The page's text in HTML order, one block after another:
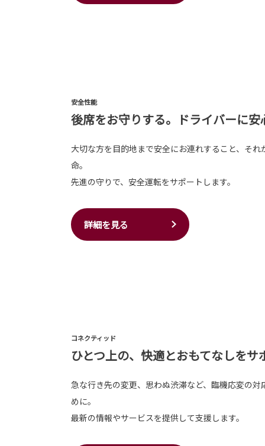
安全性能
後席をお守りする。ドライバーに安
大切な方を目的地まで安全にお連れすること、そ
命。
先進の守りで、安全運転をサポートします。
詳細を見る
コネクティッド
ひとつ上の、快適とおもてなしをサ
急な行き先の変更、思わぬ渋滞など、臨機応変の
めに。
最新の情報やサービスを提供して支援します。